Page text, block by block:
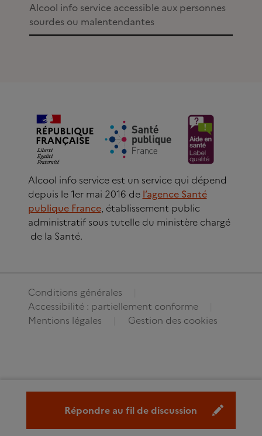
Répondre au fil de discussion
Alcool info service accessible aux personnes
sourdes ou malentendantes
Alcool info service est un service qui dépend
depuis le 1er mai 2016 de l’agence Santé
publique France, établissement public
administratif sous tutelle du ministère chargé
de la Santé.
Conditions générales
Accessibilité : partiellement conforme
Mentions légales
Gestion des cookies